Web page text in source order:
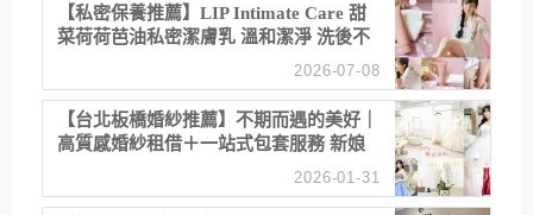
【私密保養推薦】LIP Intimate Care 甜
菜荷荷芭油私密潔膚乳 溫和潔淨 洗後不
2026-07-08
【台北板橋婚紗推薦】不期而遇的美好｜
高質感婚紗租借＋一站式包套服務 新娘
2026-01-31